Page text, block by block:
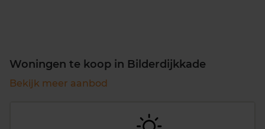
Woningen te koop in Bilderdijkkade
Bekijk meer aanbod